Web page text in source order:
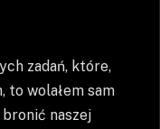
zadań, które,
to wolałem sam
naszej